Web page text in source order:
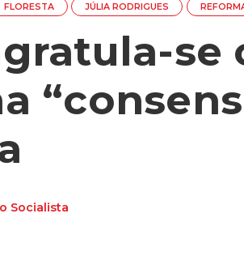
FLORESTA JÚLIA RODRIGUES
se
Socialista